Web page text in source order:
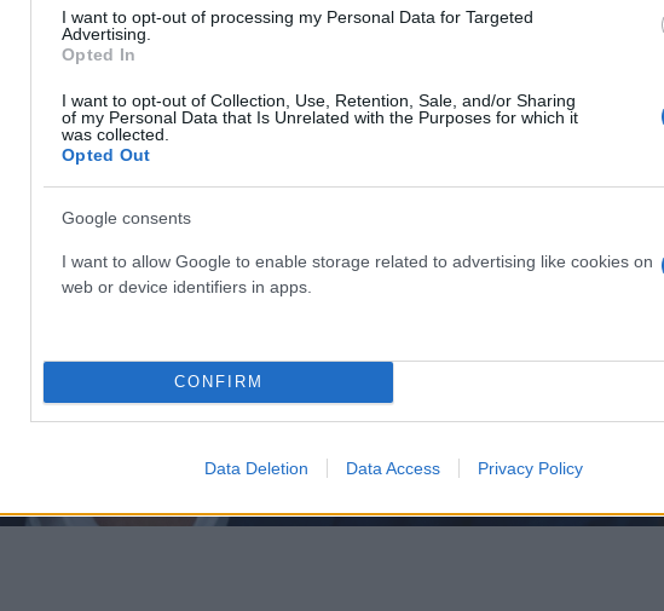
I want to opt-out of processing my Personal Data for Targeted
Advertising.
Opted In
I want to opt-out of Collection, Use, Retention, Sale, and/or Sharing
of my Personal Data that Is Unrelated with the Purposes for which it
was collected.
Opted Out
Google consents
I want to allow Google to enable storage related to advertising like cookies on
web or device identifiers in apps.
CONFIRM
Data Deletion Data Access Privacy Policy